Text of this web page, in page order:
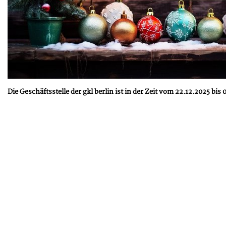
Die Geschäftsstelle der gkl berlin ist in der Zeit vom 22.12.2025 bis